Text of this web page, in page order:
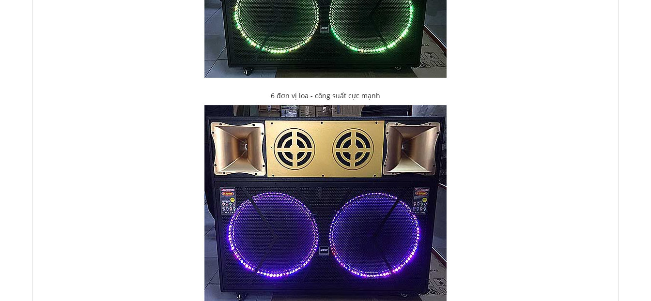
6 đơn vị loa - công suất cực mạnh